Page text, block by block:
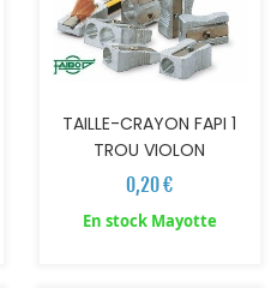
TAILLE-CRAYON FAPI 1
TROU VIOLON
0,20 €
En stock Mayotte
AJOUTER AU PANIER